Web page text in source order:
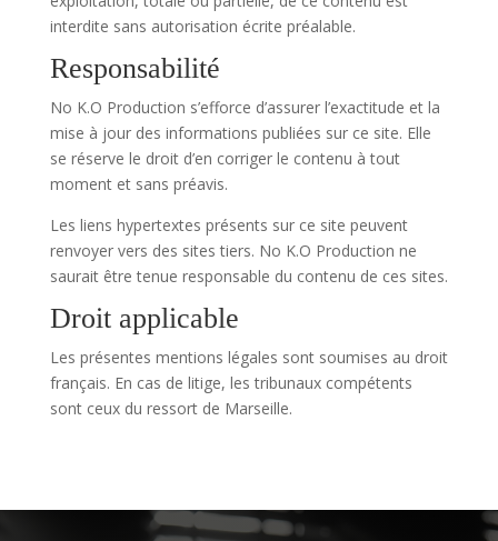
interdite sans autorisation écrite préalable.
Responsabilité
No K.O Production s’efforce d’assurer l’exactitude et la
mise à jour des informations publiées sur ce site. Elle
se réserve le droit d’en corriger le contenu à tout
moment et sans préavis.
Les liens hypertextes présents sur ce site peuvent
renvoyer vers des sites tiers. No K.O Production ne
saurait être tenue responsable du contenu de ces sites.
Droit applicable
Les présentes mentions légales sont soumises au droit
français. En cas de litige, les tribunaux compétents
sont ceux du ressort de Marseille.